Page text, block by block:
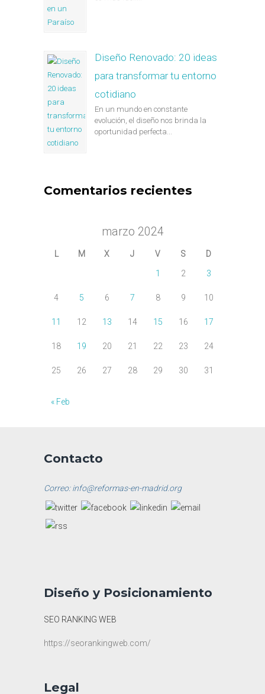
Diseño Renovado: 20 ideas
para transformar tu entorno
cotidiano
En un mundo en constante
evolución, el diseño nos brinda la
oportunidad perfecta...
Comentarios recientes
marzo 2024
L M X J V S D
1 2 3
4 5 6 7 8 9 10
11 12 13 14 15 16 17
18 19 20 21 22 23 24
25 26 27 28 29 30 31
« Feb
Contacto
Correo: info@reformas-en-madrid.org
Diseño y Posicionamiento
SEO RANKING WEB
https://seorankingweb.com/
Legal